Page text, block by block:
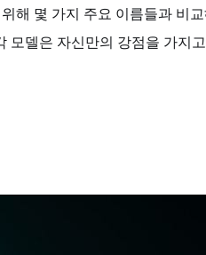
해 몇 가지 주요 이름들과 비
델은 자신만의 강점을 가지